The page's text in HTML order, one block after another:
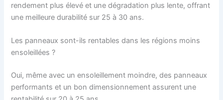
rendement plus élevé et une dégradation plus lente, offrant
une meilleure durabilité sur 25 à 30 ans.
Les panneaux sont-ils rentables dans les régions moins
ensoleillées ?
Oui, même avec un ensoleillement moindre, des panneaux
performants et un bon dimensionnement assurent une